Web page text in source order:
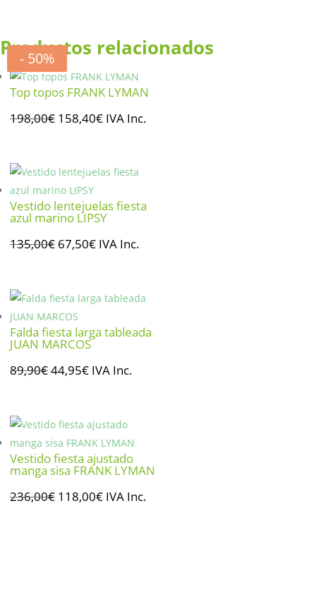
Productos relacionados
- 20%
Top topos FRANK LYMAN
198,00€ El
era:
198,00€.
158,40€El
es:
IVA Inc.
- 50%
Vestido lentejuelas fiesta
azul marino LIPSY
135,00€ El
era:
135,00€.
67,50€El
es:
IVA Inc.
- 50%
Falda fiesta larga tableada
JUAN MARCOS
89,90€El
era:
89,90€.
44,95€El
es:
44,95€.
IVA Inc.
- 50%
Vestido fiesta ajustado
manga sisa FRANK LYMAN
236,00€ El
118,00€ElIVA Inc.